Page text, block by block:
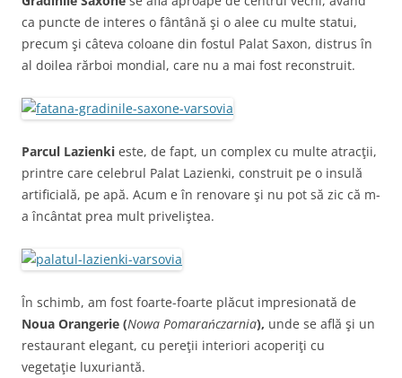
ca puncte de interes o fântână şi o alee cu multe statui,
precum şi câteva coloane din fostul Palat Saxon, distrus în
al doilea rărboi mondial, care nu a mai fost reconstruit.
Parcul Lazienki este, de fapt, un complex cu multe atracţii,
printre care celebrul Palat Lazienki, construit pe o insulă
artificială, pe apă. Acum e în renovare şi nu pot să zic că m-
a încântat prea mult priveliştea.
În schimb, am fost foarte-foarte plăcut impresionată de
Noua Orangerie (Nowa Pomarańczarnia), unde se află şi un
restaurant elegant, cu pereţii interiori acoperiţi cu
vegetaţie luxuriantă.